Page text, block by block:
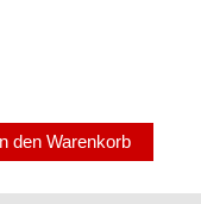
den Warenkorb